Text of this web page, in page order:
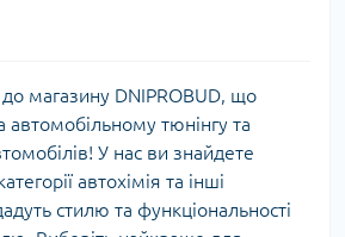
магазину DNIPROBUD, що
автомобільному тюнінгу та
У нас ви знайдете
автохімія та інші
стилю та функціональності